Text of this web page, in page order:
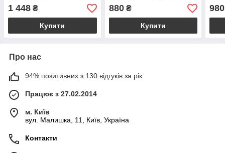
1 448 ₴
Купити
880₴
Купити
980
Про нас
94% позитивних з 130 відгуків за рік
Працює з 27.02.2014
м. Київ
вул. Малишка, 11, Київ, Україна
Контакти